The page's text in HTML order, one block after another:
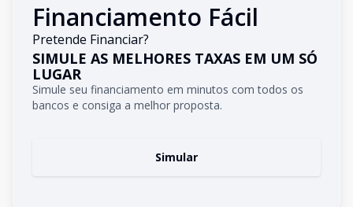
Financiamento Fácil
Pretende Financiar?
SIMULE AS MELHORES TAXAS EM UM SÓ
LUGAR
Simule seu financiamento em minutos com todos os
bancos e consiga a melhor proposta.
Simular